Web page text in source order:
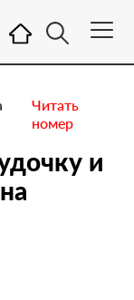
Читать
номер
и